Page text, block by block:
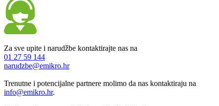
Za sve upite i narudžbe kontaktirajte nas na
01 27 59 144
narudzbe@emikro.hr
Trenutne i potencijalne partnere molimo da nas kontaktiraju na
info@emikro.hr.